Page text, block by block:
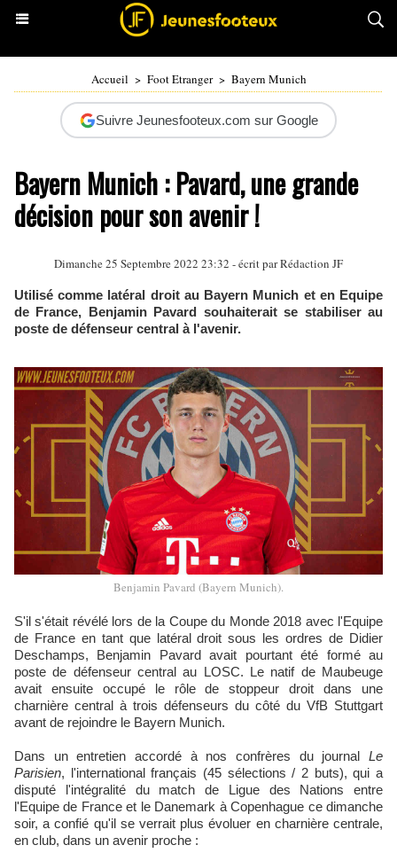
Accueil > Foot Etranger > Bayern Munich
Suivre Jeunesfooteux.com sur Google
Bayern Munich : Pavard, une grande
décision pour son avenir !
Dimanche 25 Septembre 2022 23:32 - écrit par Rédaction JF
Utilisé comme latéral droit au Bayern Munich et en Equipe
de France, Benjamin Pavard souhaiterait se stabiliser au
poste de défenseur central à l'avenir.
Benjamin Pavard (Bayern Munich).
S'il s'était révélé lors de la Coupe du Monde 2018 avec l'Equipe
de France en tant que latéral droit sous les ordres de Didier
Deschamps, Benjamin Pavard avait pourtant été formé au
poste de défenseur central au LOSC. Le natif de Maubeuge
avait ensuite occupé le rôle de stoppeur droit dans une
charnière central à trois défenseurs du côté du VfB Stuttgart
avant de rejoindre le Bayern Munich.
Dans un entretien accordé à nos confrères du journal Le
Parisien, l'international français (45 sélections / 2 buts), qui a
disputé l'intégralité du match de Ligue des Nations entre
l'Equipe de France et le Danemark à Copenhague ce dimanche
soir, a confié qu'il se verrait plus évoluer en charnière centrale,
en club, dans un avenir proche :